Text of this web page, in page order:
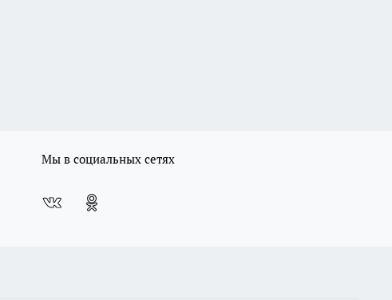
Мы в социальных сетях